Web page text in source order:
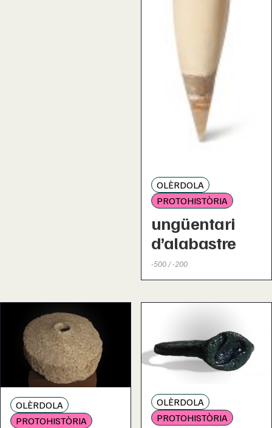
OLÈRDOLA
PROTOHISTÒRIA
ungüentari
d’alabastre
-500 / -200
OLÈRDOLA
PROTOHISTÒRIA
OLÈRDOLA
PROTOHISTÒRIA